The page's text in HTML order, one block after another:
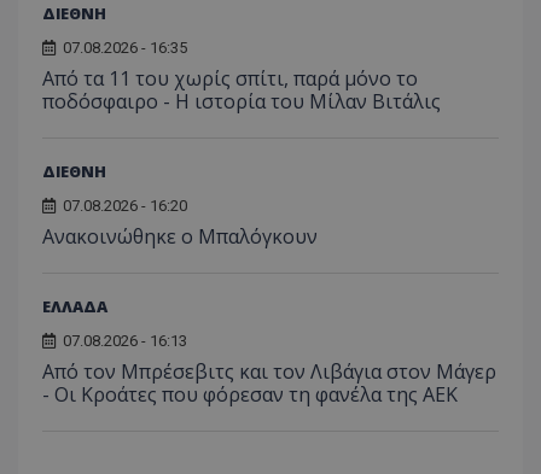
ΔΙΕΘΝΗ
07.08.2026 - 16:35
Από τα 11 του χωρίς σπίτι, παρά μόνο το
ποδόσφαιρο - Η ιστορία του Μίλαν Βιτάλις
ΔΙΕΘΝΗ
07.08.2026 - 16:20
Ανακοινώθηκε ο Μπαλόγκουν
ΕΛΛΑΔΑ
07.08.2026 - 16:13
Από τον Μπρέσεβιτς και τον Λιβάγια στον Μάγερ
- Οι Κροάτες που φόρεσαν τη φανέλα της ΑΕΚ